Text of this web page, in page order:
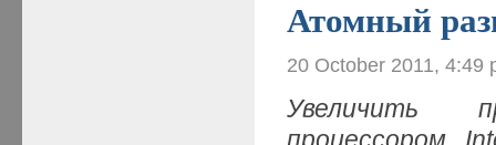
Атомный
20 October 2011, 4:49
Увеличить
процессором